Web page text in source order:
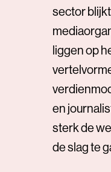
sector
liggen op
en
sterk de
de slag te